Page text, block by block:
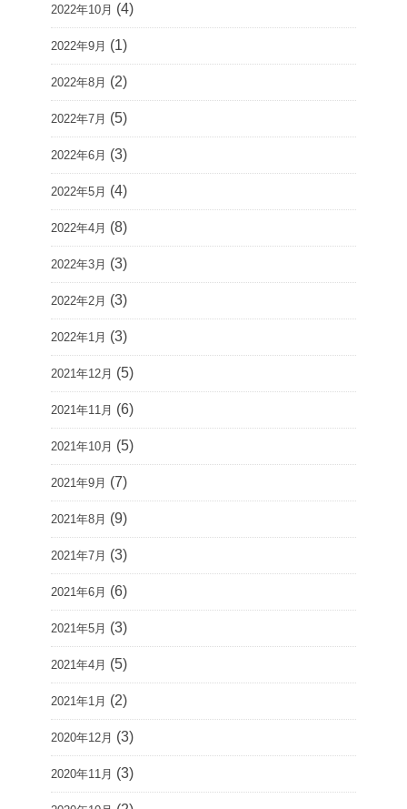
2022年10月 (4)
2022年9月 (1)
2022年8月 (2)
2022年7月 (5)
2022年6月 (3)
2022年5月 (4)
2022年4月 (8)
2022年3月 (3)
2022年2月 (3)
2022年1月 (3)
2021年12月 (5)
2021年11月 (6)
2021年10月 (5)
2021年9月 (7)
2021年8月 (9)
2021年7月 (3)
2021年6月 (6)
2021年5月 (3)
2021年4月 (5)
2021年1月 (2)
2020年12月 (3)
2020年11月 (3)